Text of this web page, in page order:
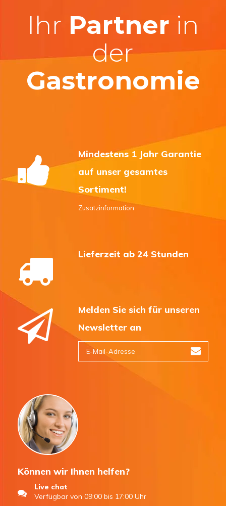
Ihr Partner in
der
Gastronomie
Mindestens 1 Jahr Garantie
auf unser gesamtes
Sortiment!
Zusatzinformation
Lieferzeit ab 24 Stunden
Melden Sie sich für unseren
Newsletter an
Können wir Ihnen helfen?
Live chat
Verfügbar von 09:00 bis 17:00 Uhr